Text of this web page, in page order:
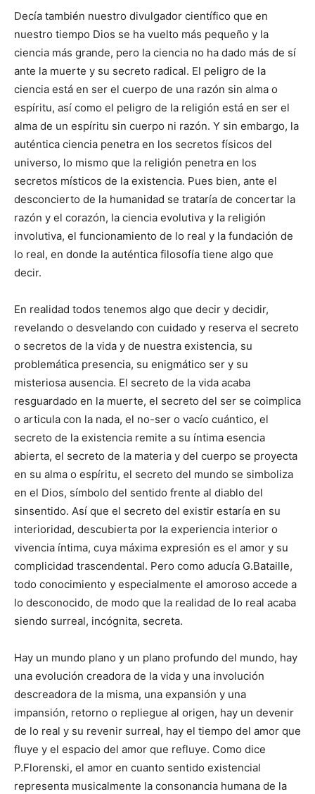
Decía también nuestro divulgador científico que en
nuestro tiempo Dios se ha vuelto más pequeño y la
ciencia más grande, pero la ciencia no ha dado más de sí
ante la muerte y su secreto radical. El peligro de la
ciencia está en ser el cuerpo de una razón sin alma o
espíritu, así como el peligro de la religión está en ser el
alma de un espíritu sin cuerpo ni razón. Y sin embargo, la
auténtica ciencia penetra en los secretos físicos del
universo, lo mismo que la religión penetra en los
secretos místicos de la existencia. Pues bien, ante el
desconcierto de la humanidad se trataría de concertar la
razón y el corazón, la ciencia evolutiva y la religión
involutiva, el funcionamiento de lo real y la fundación de
lo real, en donde la auténtica filosofía tiene algo que
decir.
En realidad todos tenemos algo que decir y decidir,
revelando o desvelando con cuidado y reserva el secreto
o secretos de la vida y de nuestra existencia, su
problemática presencia, su enigmático ser y su
misteriosa ausencia. El secreto de la vida acaba
resguardado en la muerte, el secreto del ser se coimplica
o articula con la nada, el no-ser o vacío cuántico, el
secreto de la existencia remite a su íntima esencia
abierta, el secreto de la materia y del cuerpo se proyecta
en su alma o espíritu, el secreto del mundo se simboliza
en el Dios, símbolo del sentido frente al diablo del
sinsentido. Así que el secreto del existir estaría en su
interioridad, descubierta por la experiencia interior o
vivencia íntima, cuya máxima expresión es el amor y su
complicidad trascendental. Pero como aducía G.Bataille,
todo conocimiento y especialmente el amoroso accede a
lo desconocido, de modo que la realidad de lo real acaba
siendo surreal, incógnita, secreta.
Hay un mundo plano y un plano profundo del mundo, hay
una evolución creadora de la vida y una involución
descreadora de la misma, una expansión y una
impansión, retorno o repliegue al origen, hay un devenir
de lo real y su revenir surreal, hay el tiempo del amor que
fluye y el espacio del amor que refluye. Como dice
P.Florenski, el amor en cuanto sentido existencial
representa musicalmente la consonancia humana de la